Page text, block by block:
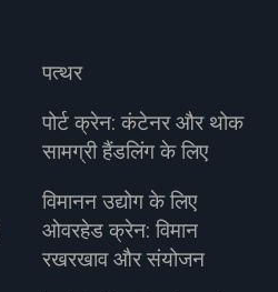
पत्थर
पोर्ट क्रेन: कंटेनर और थोक
सामग्री हैंडलिंग के लिए
विमानन उद्योग के लिए
ओवरहेड क्रेन: विमान
रखरखाव और संयोजन